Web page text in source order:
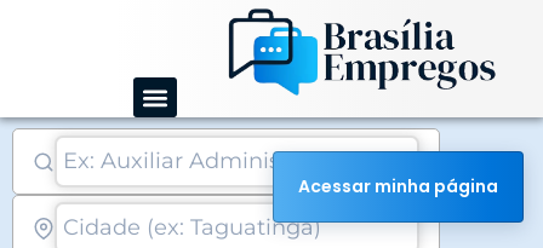
conteúdo
Acessar minha página